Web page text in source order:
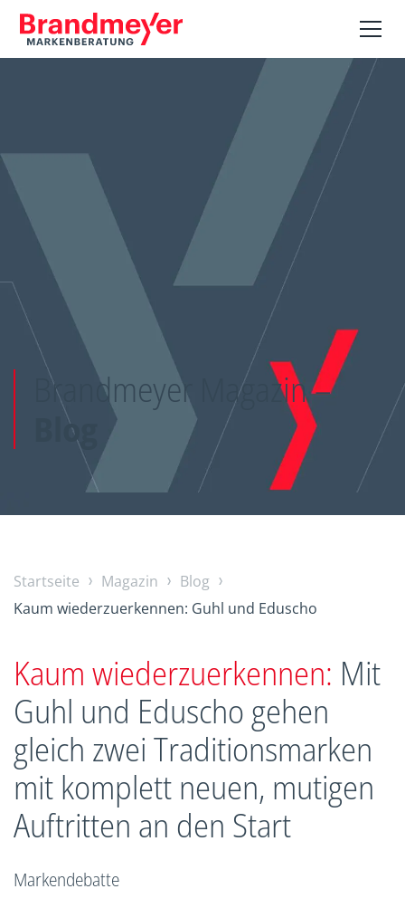
Brandmeyer Magazin –
Blog
Startseite Magazin
Blog
Kaum wiederzuerkennen: Guhl und Eduscho
Kaum wiederzuerkennen: Mit
Guhl und Eduscho gehen
gleich zwei Traditionsmarken
mit komplett neuen, mutigen
Auftritten an den Start
Markendebatte